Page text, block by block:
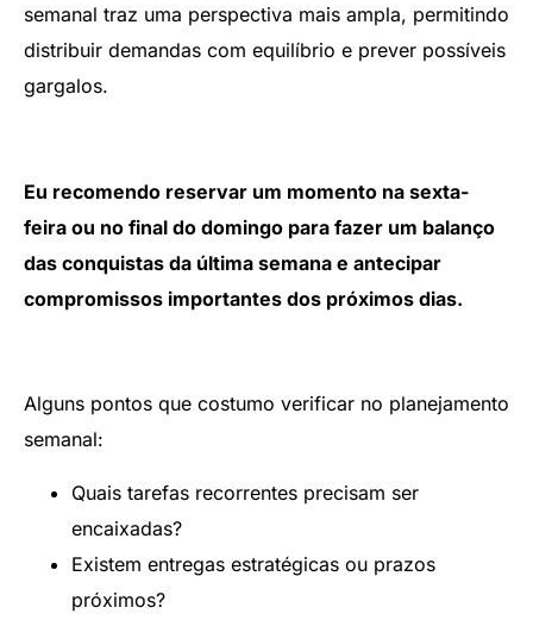
semanal traz uma perspectiva mais ampla, permitindo
distribuir demandas com equilíbrio e prever possíveis
gargalos.
Eu recomendo reservar um momento na sexta-
feira ou no final do domingo para fazer um balanço
das conquistas da última semana e antecipar
compromissos importantes dos próximos dias.
Alguns pontos que costumo verificar no planejamento
semanal:
Quais tarefas recorrentes precisam ser
encaixadas?
Existem entregas estratégicas ou prazos
próximos?